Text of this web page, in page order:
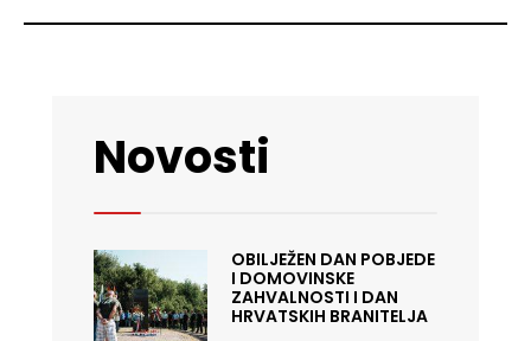
Novosti
OBILJEŽEN DAN POBJEDE
I DOMOVINSKE
ZAHVALNOSTI I DAN
HRVATSKIH BRANITELJA